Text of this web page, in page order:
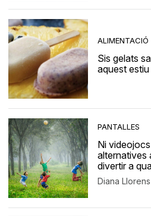
ALIMENTACIÓ
Sis gelats
aquest estiu
PANTALLES
Ni
alternatives
divertir a
Diana Llorens